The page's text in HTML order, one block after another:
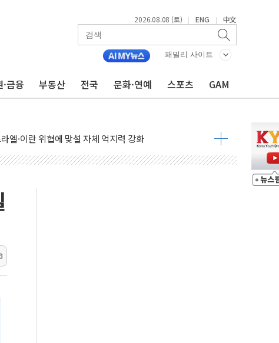
2026.08.08 (토) | ENG | 中文
패밀리 사이트
금융 부동산 전국 문화·연예 스포츠 GAM
진
고치
낮아지며 상승… STOXX 600 지수는 나흘 연속 최고치
세
제동
각
체주 '활짝'
스닥 선물 1%대 상승
기대 후퇴
·태양광주↑ VS 트레이드데스크·웬디스↓
끝까지 찾겠다"